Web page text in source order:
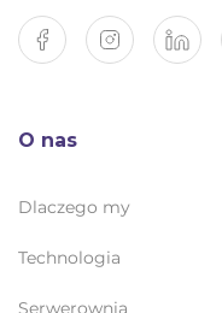
O nas
Dlaczego my
Technologia
Serwerownia